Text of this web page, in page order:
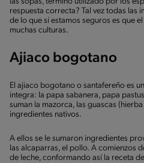
respuesta correcta? Tal vez todas las
de lo que sí estamos seguros es que
muchas culturas.
Ajiaco bogotano
El ajiaco bogotano o santafereño es
integra: la papa sabanera, papa
suman la mazorca, las guascas
ingredientes nativos.
A ellos se le sumaron ingredientes
las alcaparras, el pollo. A comienzos
de leche, conformando así la receta